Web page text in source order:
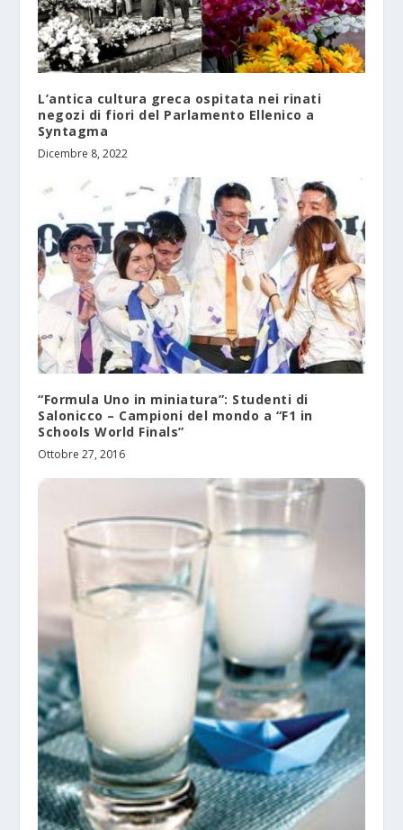
L’antica cultura greca ospitata nei rinati
negozi di fiori del Parlamento Ellenico a
Syntagma
Dicembre 8, 2022
“Formula Uno in miniatura”: Studenti di
Salonicco – Campioni del mondo a “F1 in
Schools World Finals”
Ottobre 27, 2016